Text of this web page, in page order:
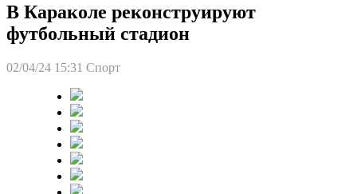
В Караколе реконструируют
футбольный стадион
02/04/24 15:31 Спорт